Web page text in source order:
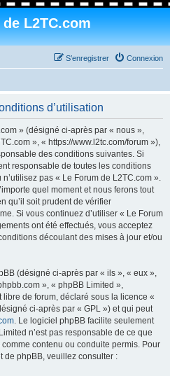
L2TC.com
Connexion
S’enregistrer
d’utilisation
» (désigné ci-après par « nous »,
», « https://www.l2tc.com/forum »),
des conditions suivantes. Si
responsable de toutes les conditions
pas « Le Forum de L2TC.com ».
quel moment et nous ferons tout
qu’il soit prudent de vérifier
Si vous continuez d’utiliser « Le Forum
ont été effectués, vous acceptez
découlant des mises à jour et/ou
(désigné ci-après par « ils », « eux »,
», « phpBB Limited »,
de forum, déclaré sous la licence «
ci-après par « GPL ») et qui peut
. Le logiciel phpBB facilite seulement
n’est pas responsable de ce que
contenu ou conduite permis. Pour
de phpBB, veuillez consulter :